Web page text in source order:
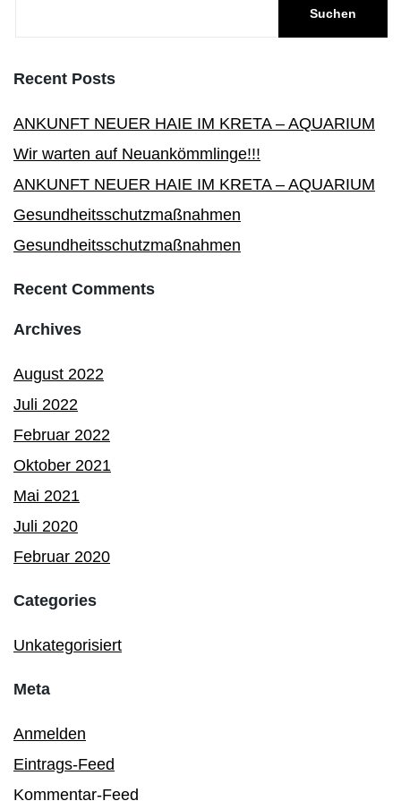
Recent Posts
ANKUNFT NEUER HAIE IM KRETA – AQUARIUM
Wir warten auf Neuankömmlinge!!!
ANKUNFT NEUER HAIE IM KRETA – AQUARIUM
Gesundheitsschutzmaßnahmen
Gesundheitsschutzmaßnahmen
Recent Comments
Archives
August 2022
Juli 2022
Februar 2022
Oktober 2021
Mai 2021
Juli 2020
Februar 2020
Categories
Unkategorisiert
Meta
Anmelden
Eintrags-Feed
Kommentar-Feed